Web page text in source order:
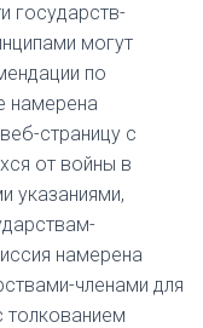
государств-
могут
по
намерена
страницу с
от войны в
указаниями,
намерена
членами для
толкованием